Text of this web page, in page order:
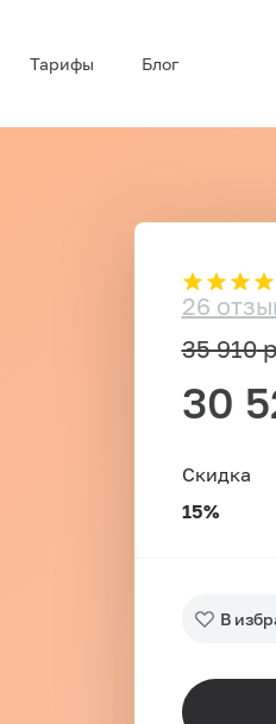
Тарифы Блог
26
35 910
30
Скидка
15%
В